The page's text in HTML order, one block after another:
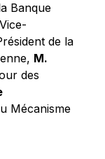
Banque
de la
M.
des
Mécanisme